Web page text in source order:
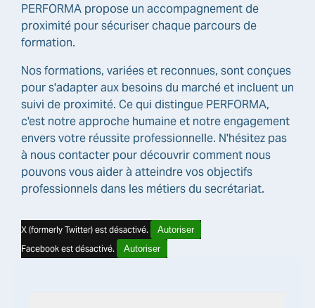
PERFORMA propose un accompagnement de
proximité pour sécuriser chaque parcours de
formation.
Nos formations, variées et reconnues, sont conçues
pour s'adapter aux besoins du marché et incluent un
suivi de proximité. Ce qui distingue PERFORMA,
c'est notre approche humaine et notre engagement
envers votre réussite professionnelle. N'hésitez pas
à nous contacter pour découvrir comment nous
pouvons vous aider à atteindre vos objectifs
professionnels dans les métiers du secrétariat.
X (formerly Twitter) est désactivé.
Autoriser
Facebook est désactivé.
Autoriser